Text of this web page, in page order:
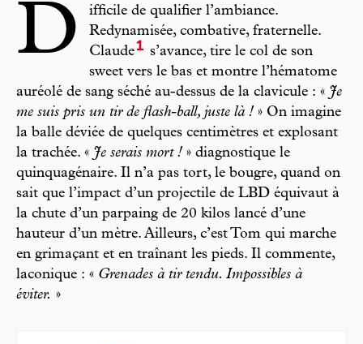
D
ifficile de qualifier l’ambiance.
Redynamisée, combative, fraternelle.
Claude1 s’avance, tire le col de son
sweet vers le bas et montre l’hématome
auréolé de sang séché au-dessus de la clavicule : « Je
me suis pris un tir de flash-ball, juste là ! » On imagine
la balle déviée de quelques centimètres et explosant
la trachée. « Je serais mort ! » diagnostique le
quinquagénaire. Il n’a pas tort, le bougre, quand on
sait que l’impact d’un projectile de LBD équivaut à
la chute d’un parpaing de 20 kilos lancé d’une
hauteur d’un mètre. Ailleurs, c’est Tom qui marche
en grimaçant et en traînant les pieds. Il commente,
laconique : « Grenades à tir tendu. Impossibles à
éviter. »